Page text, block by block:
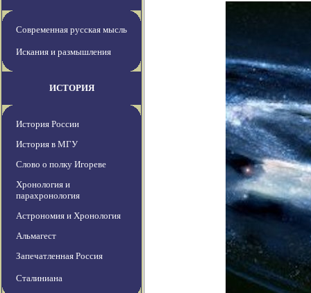
Современная русская мысль
Искания и размышления
ИСТОРИЯ
История России
История в МГУ
Слово о полку Игореве
Хронология и
парахронология
Астрономия и Хронология
Альмагест
Запечатленная Россия
Сталиниана